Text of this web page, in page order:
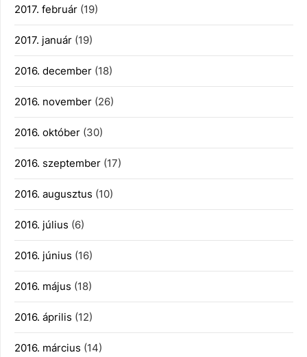
2017. február (19)
2017. január (19)
2016. december (18)
2016. november (26)
2016. október (30)
2016. szeptember (17)
2016. augusztus (10)
2016. július (6)
2016. június (16)
2016. május (18)
2016. április (12)
2016. március (14)